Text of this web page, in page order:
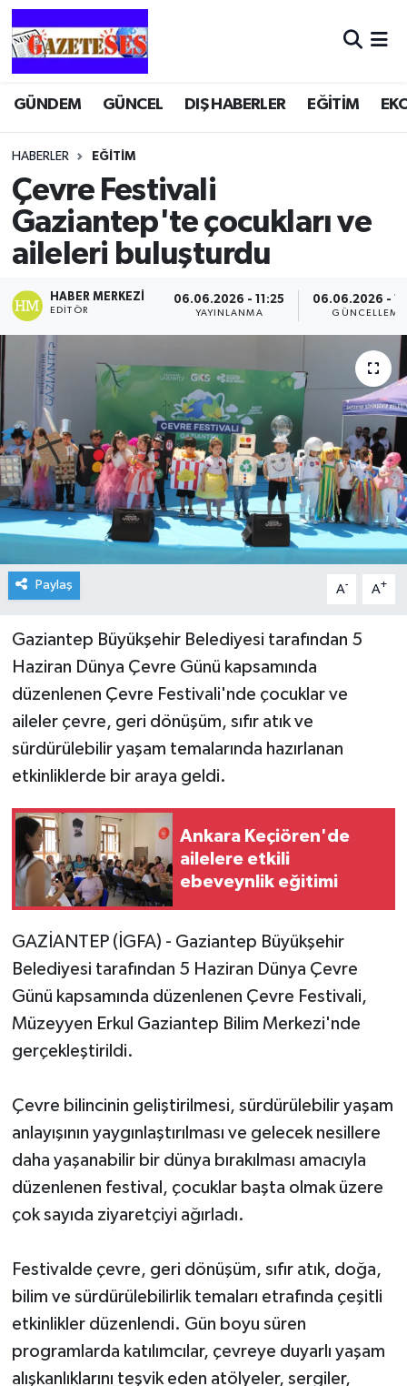
GÜNDEM GÜNCEL DIŞ HABERLER EĞİTİM
HABERLER EĞİTİM
Çevre Festivali
Gaziantep'te çocukları ve
aileleri buluşturdu
HABER MERKEZI
EDITÖR
06.06.2026 - 11:25
YAYINLANMA
06.06.2026 -
GÜNCELLEME
Paylaş A- A+
Gaziantep Büyükşehir Belediyesi tarafından 5
Haziran Dünya Çevre Günü kapsamında
düzenlenen Çevre Festivali'nde çocuklar ve
aileler çevre, geri dönüşüm, sıfır atık ve
sürdürülebilir yaşam temalarında hazırlanan
etkinliklerde bir araya geldi.
Ankara Keçiören'de
ailelere etkili
ebeveynlik eğitimi
GAZİANTEP (İGFA) - Gaziantep Büyükşehir
Belediyesi tarafından 5 Haziran Dünya Çevre
Günü kapsamında düzenlenen Çevre Festivali,
Müzeyyen Erkul Gaziantep Bilim Merkezi'nde
gerçekleştirildi.
Çevre bilincinin geliştirilmesi, sürdürülebilir yaşam
anlayışının yaygınlaştırılması ve gelecek nesillere
daha yaşanabilir bir dünya bırakılması amacıyla
düzenlenen festival, çocuklar başta olmak üzere
çok sayıda ziyaretçiyi ağırladı.
Festivalde çevre, geri dönüşüm, sıfır atık, doğa,
bilim ve sürdürülebilirlik temaları etrafında çeşitli
etkinlikler düzenlendi. Gün boyu süren
programlarda katılımcılar, çevreye duyarlı yaşam
alışkanlıklarını teşvik eden atölyeler, sergiler,